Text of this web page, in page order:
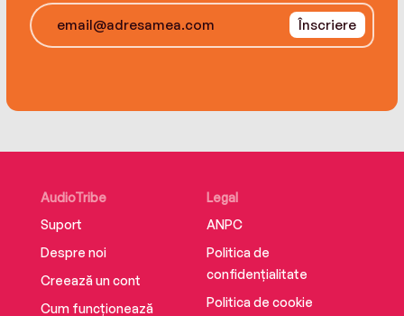
Înscriere
AudioTribe
Suport
Despre noi
Creează un cont
Cum funcționează
Legal
ANPC
Politica de
confidențialitate
Politica de cookie